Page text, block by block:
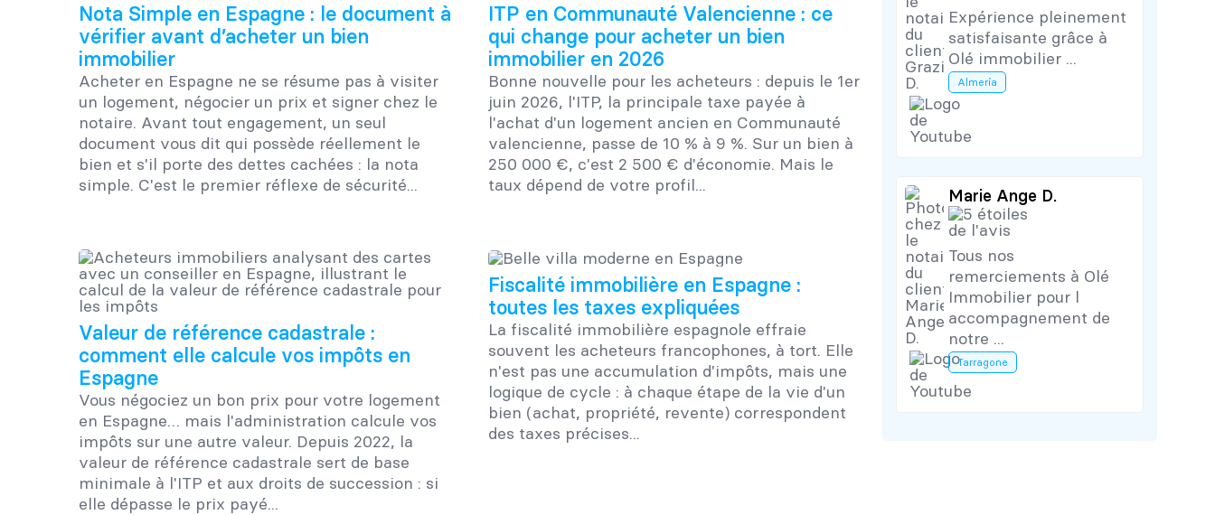
Nota Simple en Espagne : le document à
vérifier avant d’acheter un bien
immobilier
Acheter en Espagne ne se résume pas à visiter
un logement, négocier un prix et signer chez le
notaire. Avant tout engagement, un seul
document vous dit qui possède réellement le
bien et s'il porte des dettes cachées : la nota
simple. C'est le premier réflexe de sécurité...
ITP en Communauté Valencienne : ce
qui change pour acheter un bien
immobilier en 2026
Bonne nouvelle pour les acheteurs : depuis le 1er
juin 2026, l'ITP, la principale taxe payée à
l'achat d'un logement ancien en Communauté
valencienne, passe de 10 % à 9 %. Sur un bien à
250 000 €, c'est 2 500 € d'économie. Mais le
taux dépend de votre profil...
Valeur de référence cadastrale :
comment elle calcule vos impôts en
Espagne
Vous négociez un bon prix pour votre logement
en Espagne… mais l'administration calcule vos
impôts sur une autre valeur. Depuis 2022, la
valeur de référence cadastrale sert de base
minimale à l'ITP et aux droits de succession : si
elle dépasse le prix payé...
Fiscalité immobilière en Espagne :
toutes les taxes expliquées
La fiscalité immobilière espagnole effraie
souvent les acheteurs francophones, à tort. Elle
n'est pas une accumulation d'impôts, mais une
logique de cycle : à chaque étape de la vie d'un
bien (achat, propriété, revente) correspondent
des taxes précises...
Expérience pleinement
satisfaisante grâce à
Olé immobilier ...
Almería
Marie Ange D.
Tous nos
remerciements à Olé
Immobilier pour l
accompagnement de
notre ...
Tarragone